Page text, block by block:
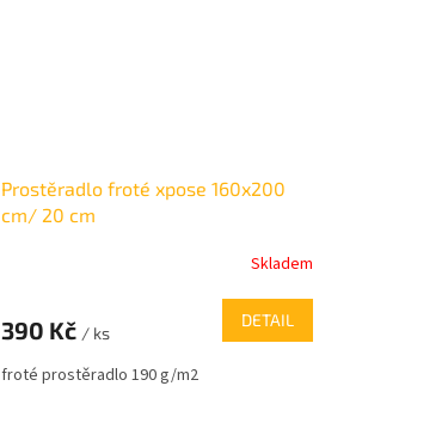
Prostěradlo froté xpose 160x200
cm/ 20 cm
Skladem
390 Kč / ks
DETAIL
froté prostěradlo 190 g/m2